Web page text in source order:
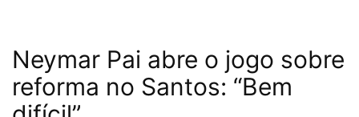
Neymar Pai abre o jogo sobre
reforma no Santos: “Bem